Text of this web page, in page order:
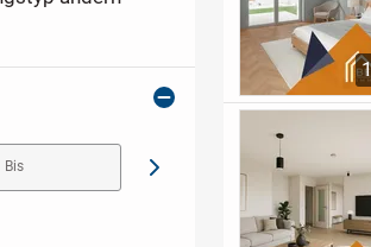
Bis Abschicken